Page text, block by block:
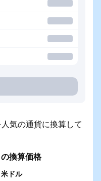
の通貨に換算して
換算価格
ドル